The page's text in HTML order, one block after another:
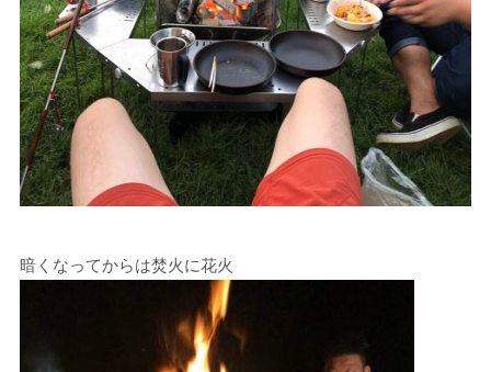
暗くなってからは焚火に花火